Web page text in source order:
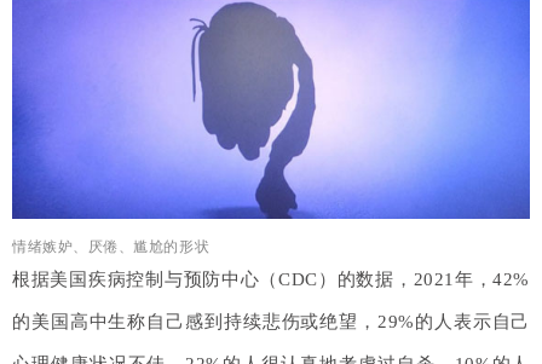
情绪嫉妒、厌倦、尴尬的形状
根据美国疾病控制与预防中心（CDC）的数据，2021年，42%
的美国高中生称自己感到持续悲伤或绝望，29%的人表示自己